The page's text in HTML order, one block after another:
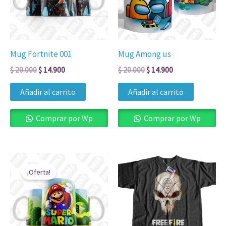
Mug Fortnite 001
$20.000$ 14.900
Añadir al carrito
Comprar por Wp
Mug Among us
$20.000$ 14.900
Añadir al carrito
Comprar por Wp
¡Oferta!original
era:
$ 20.000.
es:
$ 14.900.
Rango
de
precios:
desde
$ 39.900
hasta
$ 49.900